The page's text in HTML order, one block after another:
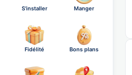
S'installer Manger
Fidélité Bons plans